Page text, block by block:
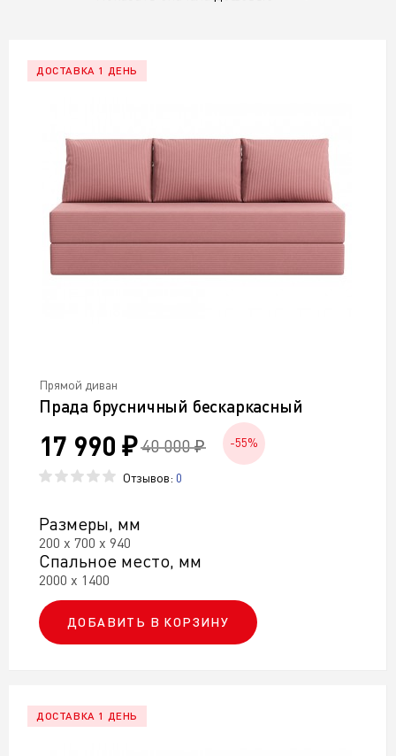
Прямой диван
Прада брусничный бескаркасный
17 990 ₽ 40 000 ₽ -55%
Отзывов: 0
Размеры, мм
200 х 700 х 940
Спальное место, мм
2000 х 1400
ДОБАВИТЬ В КОРЗИНУ
ДОСТАВКА 1 ДЕНЬ
ДОСТАВКА 1 ДЕНЬ